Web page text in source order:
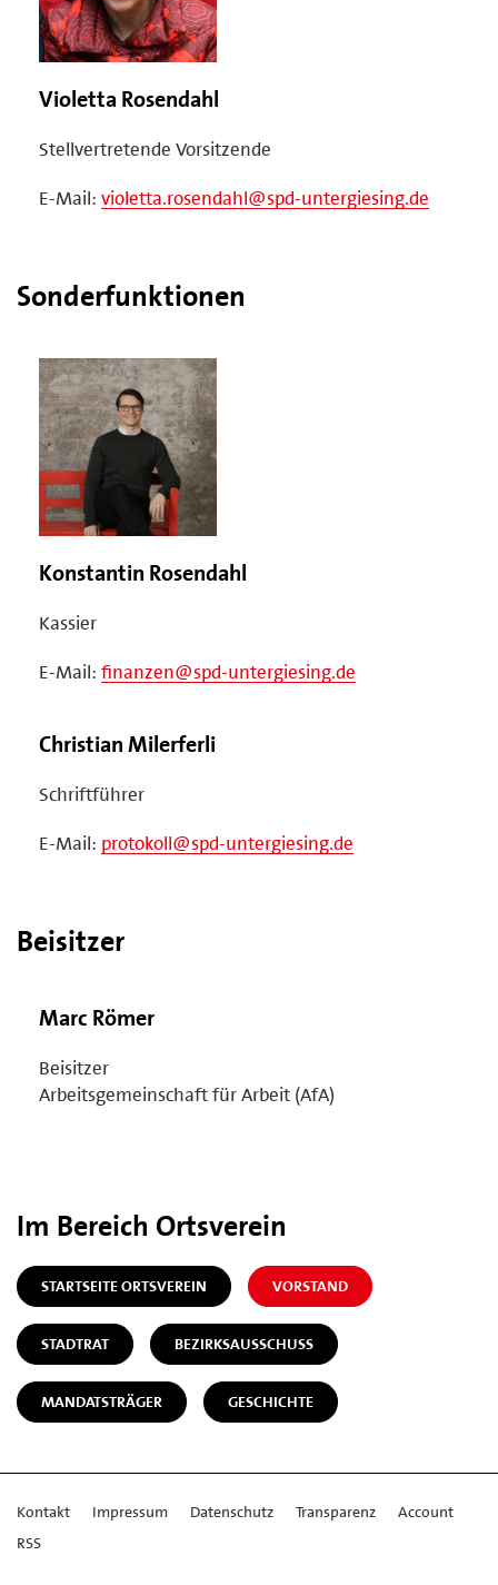
Violetta Rosendahl
Stellvertretende Vorsitzende
E-Mail: violetta.rosendahl@spd-untergiesing.de
Sonderfunktionen
Konstantin Rosendahl
Kassier
E-Mail: finanzen@spd-untergiesing.de
Christian Milerferli
Schriftführer
E-Mail: protokoll@spd-untergiesing.de
Beisitzer
Marc Römer
Beisitzer
Arbeitsgemeinschaft für Arbeit (AfA)
Im Bereich Ortsverein
STARTSEITE ORTSVEREIN VORSTAND
STADTRAT BEZIRKSAUSSCHUSS
MANDATSTRÄGER GESCHICHTE
Kontakt Impressum Datenschutz Transparenz
Account
RSS